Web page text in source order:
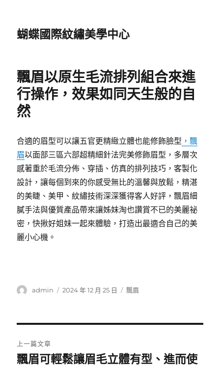
蝴蝶國際紋繡美學中心
飄眉以原生毛流排列組合來進
行操作，效果如同天生般的自
然
合適的眉型可以讓五官更精緻立體也能修飾臉型 ，飄
眉以面部三區六部超精細針法完美修飾眉型，多層次
感著重於毛流分佈、穿插、仿真的排列技巧，客製化
設計，讓每個到來的你感受無比的溫馨與放鬆，精湛
的美睫、美甲、紋繡技術深深獲得客人好評，飄眉細
膩手法與優質產品帶來讓姊妹淘也讚賞不已的美麗祕
密，快揪好姐妹一起來體驗，打造出最適合自己的美
麗小心機。
作
admin
發
2024 年 12 月 25 日
分
飄眉
章
上一篇文章
上
飄眉可輕鬆讓眉毛立體有型、進而使